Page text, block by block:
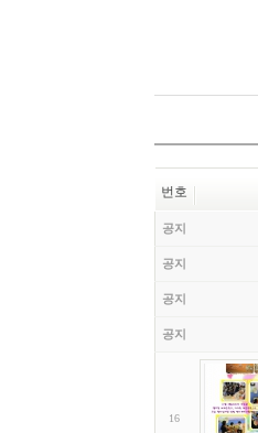
번호
공지
공지
공지
공지
16